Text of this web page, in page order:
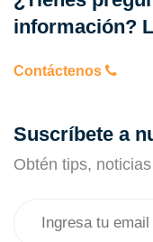
información?
Contáctenos
Suscríbete a
Obtén tips,